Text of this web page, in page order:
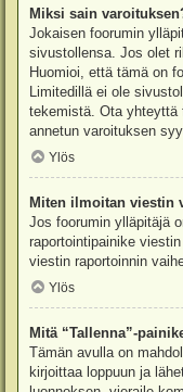
Miksi sain
Jokaisen foorumin
sivustollensa. Jos olet
Huomioi, että tämä on
Limitedillä ei ole
tekemistä. Ota yhteyttä
annetun varoituksen
Ylös
Miten ilmoitan viestin
Jos foorumin ylläpitäjä
raportointipainike
viestin raportoinnin
Ylös
Mitä “Tallenna”-
Tämän avulla on
kirjoittaa loppuun ja